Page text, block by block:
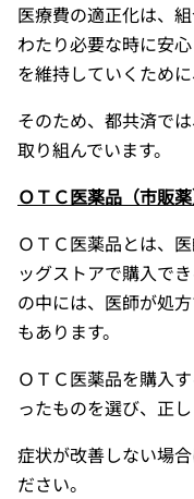
医療費の適正化は、
わたり必要な時に安
を維持していくため
そのため、都共済で
取り組んでいます。
ＯＴＣ医薬品（市販
ＯＴＣ医薬品とは、
ッグストアで購入で
の中には、医師が処
もあります。
ＯＴＣ医薬品を購入
ったものを選び、正
症状が改善しない場
ださい。